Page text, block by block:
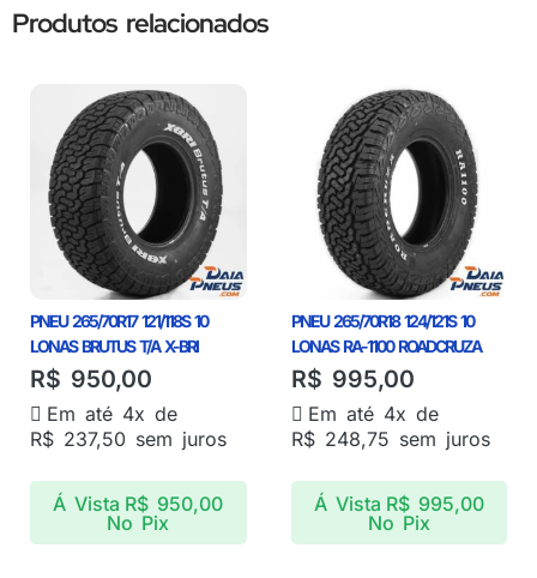
Produtos relacionados
PNEU 265/70R17 121/118S 10
LONAS BRUTUS T/A X-BRI
R$ 950,00
Em até 4x de
R$ 237,50 sem juros
Á Vista R$ 950,00
No Pix
PNEU 265/70R18 124/121S 10
LONAS RA-1100 ROADCRUZA
R$ 995,00
Em até 4x de
R$248,75 sem juros
Á Vista R$995,00
No Pix